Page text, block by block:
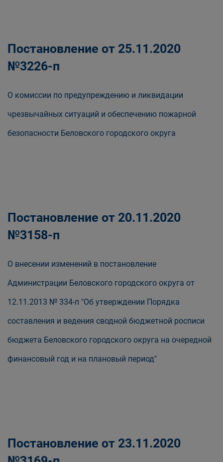
Постановление от 25.11.2020
№3226-п
О комиссии по предупреждению и ликвидации
чрезвычайных ситуаций и обеспечению пожарной
безопасности Беловского городского округа
Постановление от 20.11.2020
№3158-п
О внесении изменений в постановление
Администрации Беловского городского округа от
12.11.2013 № 334-п "Об утверждении Порядка
составления и ведения сводной бюджетной росписи
бюджета Беловского городского округа на очередной
финансовый год и на плановый период"
Постановление от 23.11.2020